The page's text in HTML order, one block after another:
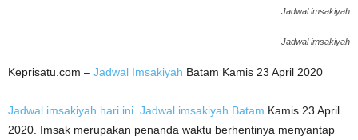
Jadwal imsakiyah
Jadwal imsakiyah
Keprisatu.com – Jadwal Imsakiyah Batam Kamis 23 April 2020
Jadwal imsakiyah hari ini Jadwal imsakiyah Batam Kamis 23 April
2020. Imsak merupakan penanda waktu berhentinya menyantap